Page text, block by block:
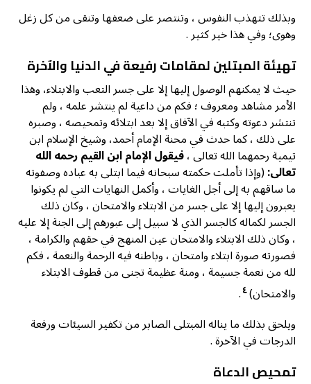
وبذلك تتهذب النفوس ، وتنتصر على ضعفها وتنقى من كل زغل
وهوی؛ وفي هذا خیر کثیر .
تهيئة المبتلين لمقامات رفيعة في الدنيا والآخرة
حيث لا يمكنهم الوصول إليها إلا على جسر التعب والابتلاء، وهذا
الأمر مشاهد ومعروف ؛ فكم من داعية لم ينتشر علمه ، ولم
تنتشر دعوته وكتبه في الآفاق إلا بعد ابتلائه وتمحيصه ، وصبره
على ذلك ، كما حدث في محنة الإمام أحمد، وشيخ الإسلام ابن
تيمية رحمهما الله تعالى ،فيقول الإمام ابن القيم رحمه الله
تعالى:(وإذا تأملت حكمته سبحانه فيما ابتلى به عباده وصفوته
ما ساقهم به إلى أجل الغايات ، وأكمل النهايات التي لم يكونوا
يعبرون إليها إلا على جسر من الابتلاء والامتحان ، وكان ذلك
الجسر لكماله كالجسر الذي لا سبيل إلى عبورهم إلى الجنة إلا عليه
، وكان ذلك الابتلاء والامتحان عين المنهج في حقهم والكرامة ،
فصورته صورة ابتلاء وامتحان ، وباطنه فيه الرحمة والنعمة ، فكم
لله من نعمة جسيمة ، ومنة عظيمة تجنى من قطوف الابتلاء
والامتحان)٤.
ويلحق بذلك ما يناله المبتلى الصابر من تكفير السيئات ورفعة
الدرجات في الآخرة .
تمحيص الدعاة